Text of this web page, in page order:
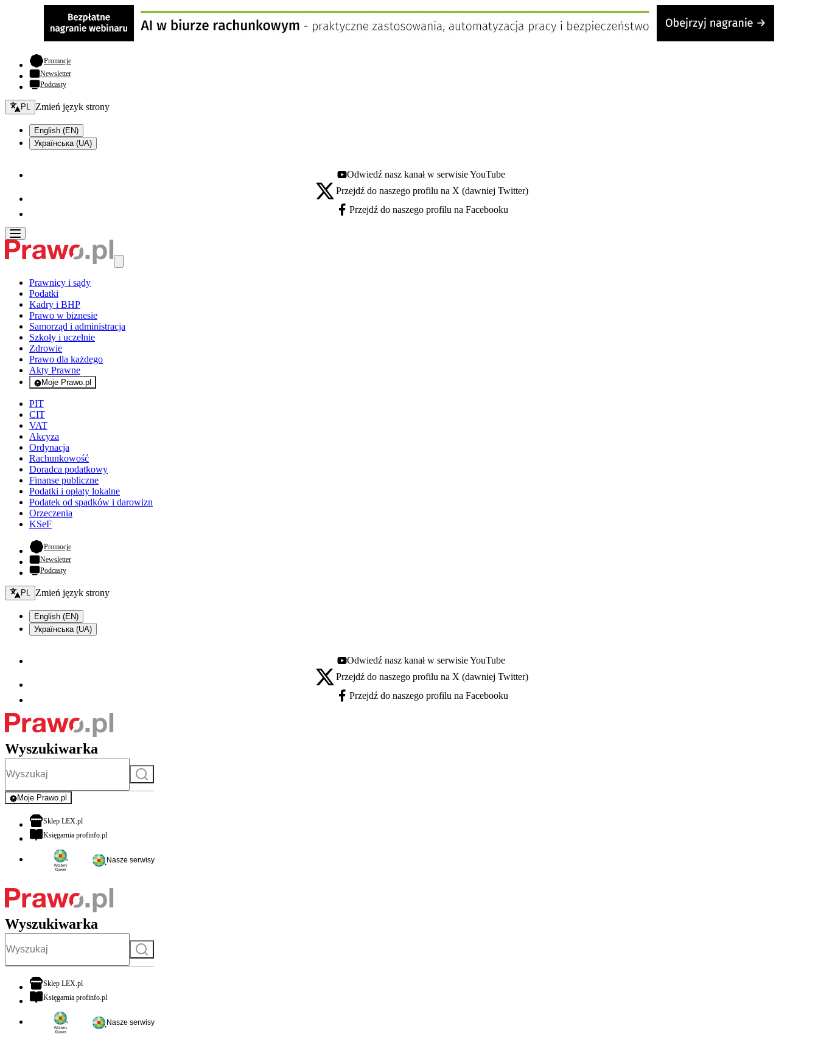
Promocje- otwiera się w nowej karcie
Newsletter
Podcasty
Zmień język - bieżący:
PL Zmień język strony
English (EN)
Українська (UA)
Youtube - otwiera się w nowej karcie
Odwiedź nasz kanał w serwisie YouTube
X - otwiera się w nowej karcie
Przejdź do naszego profilu na X (dawniej Twitter)
Facebook - otwiera się w nowej karcie
Przejdź do naszego profilu na Facebooku
Prawnicy i sądy
Podatki
Kadry i BHP
Prawo w biznesie
Samorząd i administracja
Szkoły i uczelnie
Zdrowie
Prawo dla każdego
Akty Prawne
Moje Prawo.pl
- rejestracja i logowanie do serwisu
PIT
CIT
VAT
Akcyza
Ordynacja
Rachunkowość
Doradca podatkowy
Finanse publiczne
Podatki i opłaty lokalne
Podatek od spadków i darowizn
Orzeczenia
KSeF
Promocje- otwiera się w nowej karcie
Newsletter
Podcasty
Zmień język - bieżący:
PL Zmień język strony
English (EN)
Українська (UA)
Youtube - otwiera się w nowej karcie
Odwiedź nasz kanał w serwisie YouTube
X - otwiera się w nowej karcie
Przejdź do naszego profilu na X (dawniej Twitter)
Facebook - otwiera się w nowej karcie
Przejdź do naszego profilu na Facebooku
Wyszukiwarka
Szukaj
Moje Prawo.pl
- rejestracja i logowanie do serwisu
Sklep LEX.plotwiera się w nowej karcie
Księgarnia profinfo.plotwiera się w nowej karcie
Nasze serwisy
Wyszukiwarka
Szukaj
Sklep LEX.plotwiera się w nowej karcie
Księgarnia profinfo.plotwiera się w nowej karcie
Nasze serwisy